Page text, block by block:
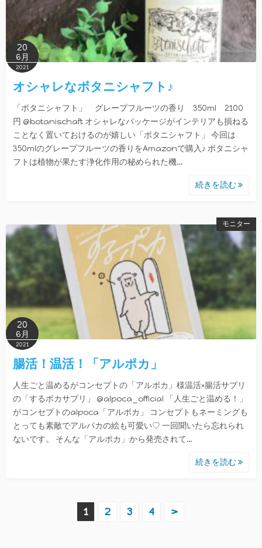
20
6月
2021
オシャレなボタニシャフト♪
「ボタニシャフト」 グレープフルーツの香り 350ml 2100
円 @botanischaft オシャレなパッケージがインテリアも損ねる
ことなく置いておけるのが嬉しい「ボタニシャフト」 今回は
350mlのグレープフルーツの香りをAmazonで購入♪ ボタニシャ
フトは植物が果たす浄化作用の秘められた機…
続きを読む
モニター
20
6月
2021
腸活！温活！「アルポカ」
人生ごと温めるがコンセプトの「アルポカ」様温活×腸活サプリ
の「するポカサプリ」 @alpoca_official 「人生ごと温める！」
がコンセプトのalpoca「アルポカ」 コンセプトもネーミングも
とっても素敵でアルパカの絵も可愛い♡ 一回聞いたら忘れられ
ないです。 そんな「アルポカ」から発売されて…
続きを読む
1 2 3 4 >